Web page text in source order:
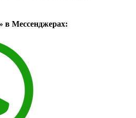
в Мессенджерах: